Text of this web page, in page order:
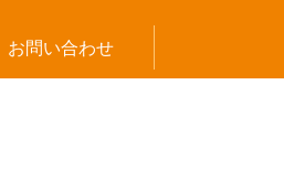
お問い合わせ